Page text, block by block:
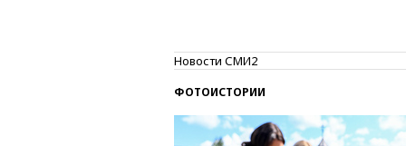
Новости СМИ2
ФОТОИСТОРИИ